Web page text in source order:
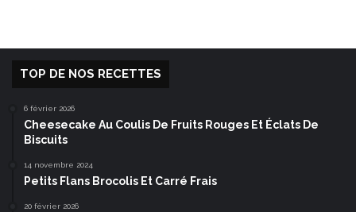
TOP DE NOS RECETTES
6 février 2026
Cheesecake Au Coulis De Fruits Rouges Et Éclats De
Biscuits
14 novembre 2024
Petits Flans Brocolis Et Carré Frais
20 février 2026